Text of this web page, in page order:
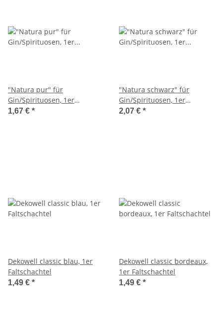
"Natura pur" für
Gin/Spirituosen, 1er
Faltschachtel
1,67 € *
"Natura schwarz" für
Gin/Spirituosen, 1er
Faltschachtel
2,07 € *
Dekowell classic blau, 1er
Faltschachtel
1,49 € *
Dekowell classic bordeaux,
1er Faltschachtel
1,49 € *